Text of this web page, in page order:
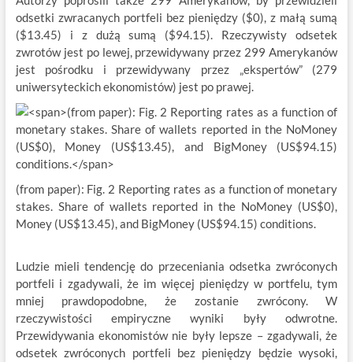
odsetki zwracanych portfeli bez pieniędzy ($0), z małą sumą
($13.45) i z dużą sumą ($94.15). Rzeczywisty odsetek
zwrotów jest po lewej, przewidywany przez 299 Amerykanów
jest pośrodku i przewidywany przez „ekspertów” (279
uniwersyteckich ekonomistów) jest po prawej.
(from paper): Fig. 2 Reporting rates as a function of monetary
stakes. Share of wallets reported in the NoMoney (US$0),
Money (US$13.45), and BigMoney (US$94.15) conditions.
Ludzie mieli tendencję do przeceniania odsetka zwróconych
portfeli i zgadywali, że im więcej pieniędzy w portfelu, tym
mniej prawdopodobne, że zostanie zwrócony. W
rzeczywistości empiryczne wyniki były odwrotne.
Przewidywania ekonomistów nie były lepsze – zgadywali, że
odsetek zwróconych portfeli bez pieniędzy będzie wysoki,